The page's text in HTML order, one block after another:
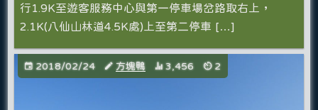
行1.9K至遊客服務中心與第一停車場岔路取右上，
2.1K(八仙山林道4.5K處)上至第二停車 […]
2018/02/24 方塊鴨 3,456 2